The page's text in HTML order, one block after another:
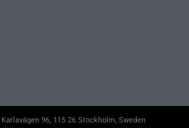
96, 115 26 Stockholm, Sweden